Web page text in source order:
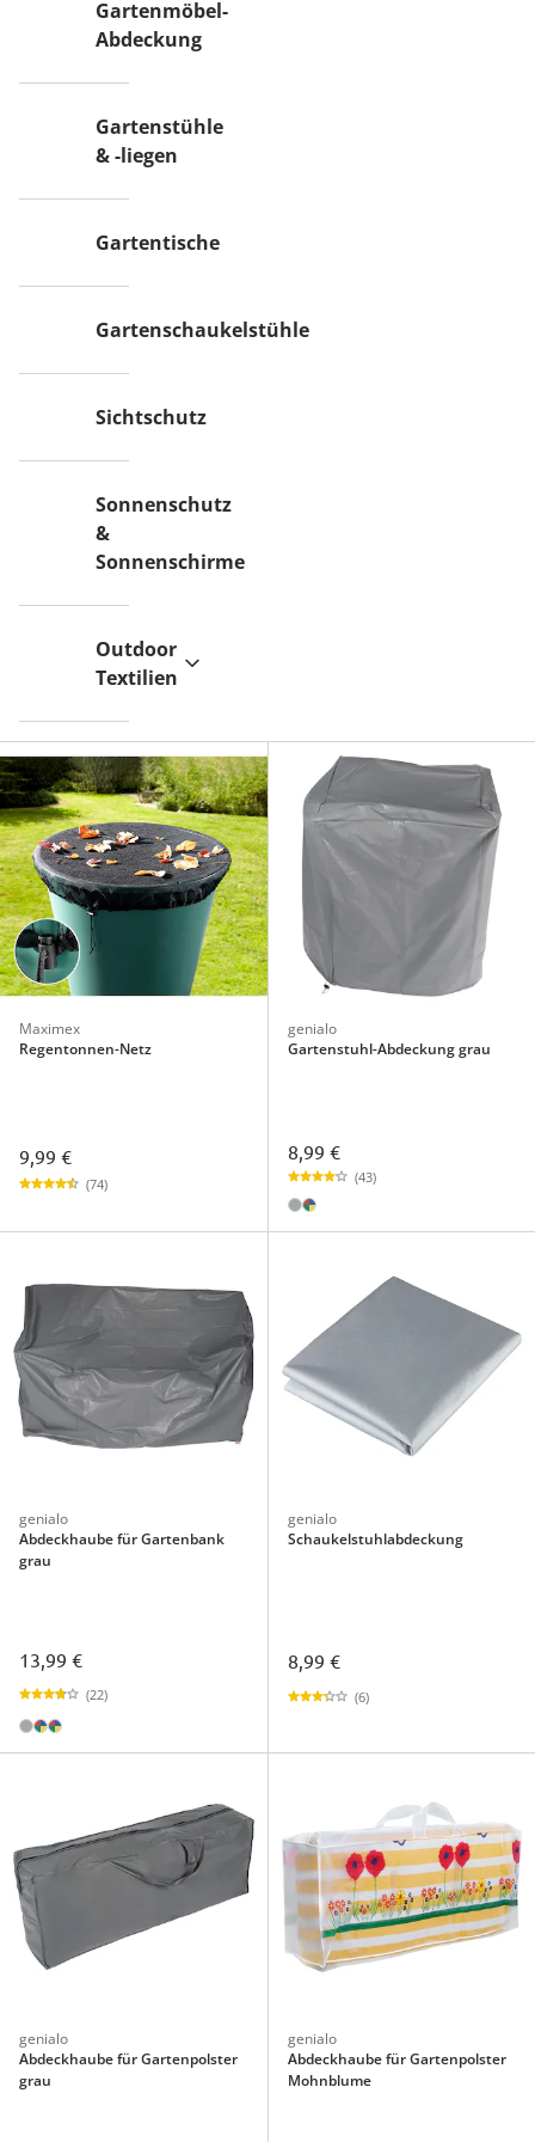
Gartenmöbel-
Abdeckung
Gartenstühle
& -liegen
Gartentische
Gartenschaukelstühle
Sichtschutz
Sonnenschutz
&
Sonnenschirme
Outdoor
Textilien
Maximex
Regentonnen-Netz
9,99 €
(74)
genialo
Gartenstuhl-Abdeckung grau
8,99 €
(43)
genialo
Abdeckhaube für Gartenbank
grau
13,99 €
(22)
genialo
Schaukelstuhlabdeckung
8,99 €
(6)
genialo
Abdeckhaube für Gartenpolster
grau
genialo
Abdeckhaube für Gartenpolster
Mohnblume